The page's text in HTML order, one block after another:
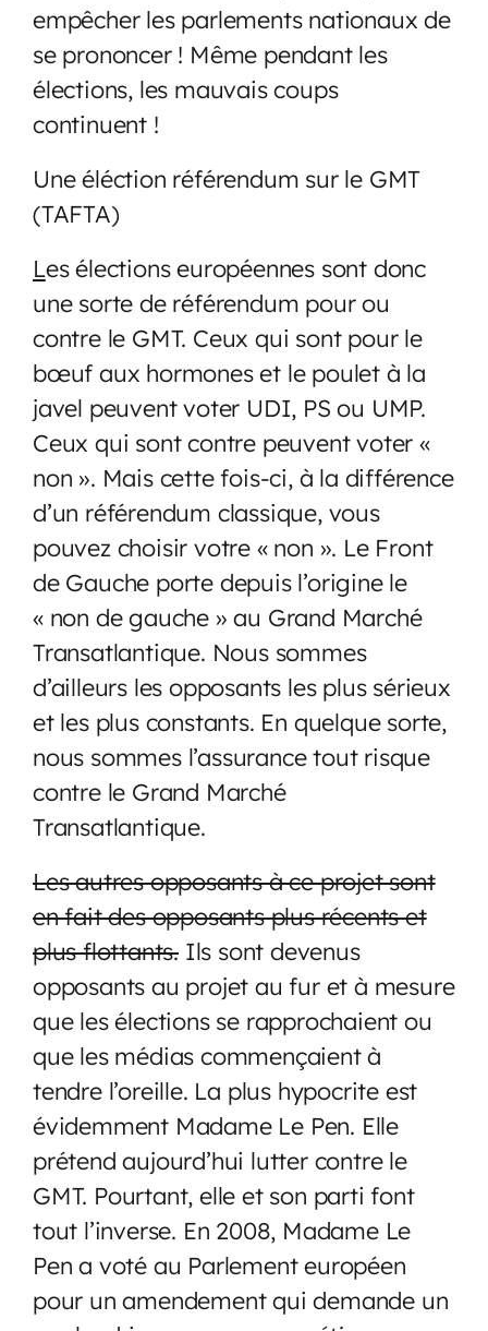
empêcher les parlements nationaux de
se prononcer ! Même pendant les
élections, les mauvais coups
continuent !
Une éléction référendum sur le GMT
(TAFTA)
Les élections européennes sont donc
une sorte de référendum pour ou
contre le GMT. Ceux qui sont pour le
bœuf aux hormones et le poulet à la
javel peuvent voter UDI, PS ou UMP.
Ceux qui sont contre peuvent voter «
non ». Mais cette fois-ci, à la différence
d’un référendum classique, vous
pouvez choisir votre « non ». Le Front
de Gauche porte depuis l’origine le
« non de gauche » au Grand Marché
Transatlantique. Nous sommes
d’ailleurs les opposants les plus sérieux
et les plus constants. En quelque sorte,
nous sommes l’assurance tout risque
contre le Grand Marché
Transatlantique.
Les autres opposants à ce projet sont
en fait des opposants plus récents et
plus flottants. Ils sont devenus
opposants au projet au fur et à mesure
que les élections se rapprochaient ou
que les médias commençaient à
tendre l’oreille. La plus hypocrite est
évidemment Madame Le Pen. Elle
prétend aujourd’hui lutter contre le
GMT. Pourtant, elle et son parti font
tout l’inverse. En 2008, Madame Le
Pen a voté au Parlement européen
pour un amendement qui demande un